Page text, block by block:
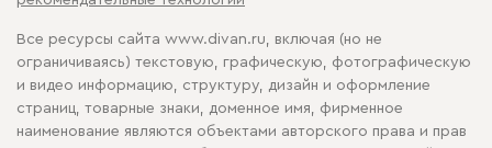
Все ресурсы сайта www.divan.ru, включая (но не
ограничиваясь) текстовую, графическую, фотографическую
и видео информацию, структуру, дизайн и оформление
страниц, товарные знаки, доменное имя, фирменное
наименование являются объектами авторского права и прав